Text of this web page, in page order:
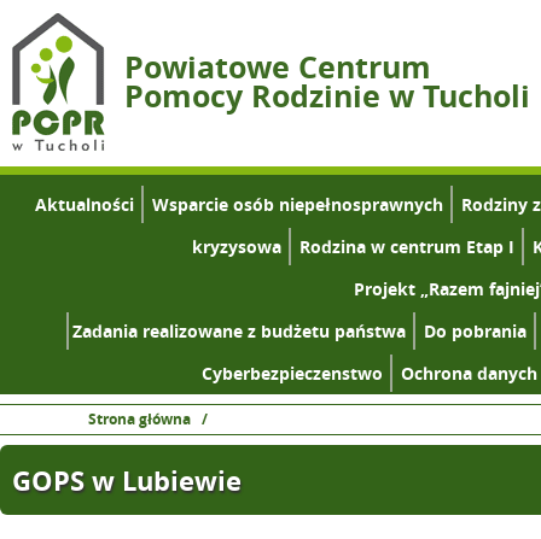
Powiatowe Centrum
Pomocy Rodzinie w Tucholi
Aktualności Wsparcie osób niepełnosprawnych
Rodziny
kryzysowa
Rodzina w centrum Etap I
Projekt „Razem
Zadania realizowane z budżetu państwa
Do pobrania
Cyberbezpieczenstwo
Ochrona
Strona główna /
GOPS w Lubiewie